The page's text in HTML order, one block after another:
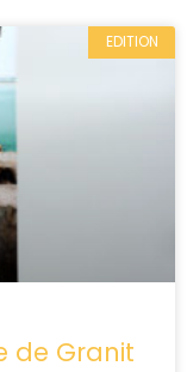
EDITION
de Granit